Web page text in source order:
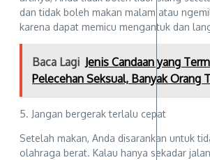
dan tidak boleh makan malam atau
karena dapat memicu mengantuk dan
Baca Lagi Jenis Candaan yang
Pelecehan Seksual, Banyak Orang
5. Jangan bergerak terlalu cepat
Setelah makan, Anda disarankan untuk
olahraga berat. Kalau hanya sekadar